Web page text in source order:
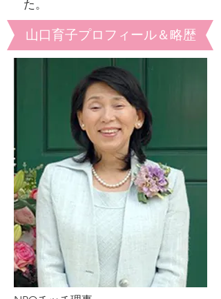
た。
山口育子プロフィール＆略歴